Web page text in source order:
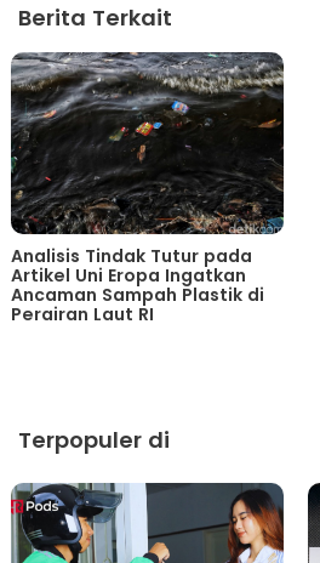
Berita Terkait
Analisis Tindak Tutur pada
Artikel Uni Eropa Ingatkan
Ancaman Sampah Plastik di
Perairan Laut RI
Terpopuler di